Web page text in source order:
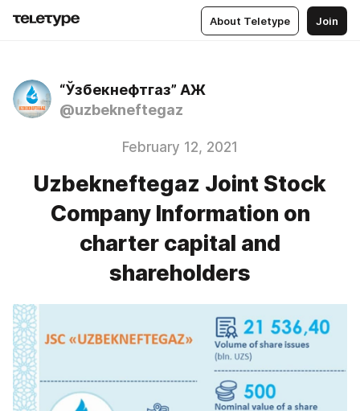
About Teletype Join
“Ўзбекнефтгаз” АЖ
@uzbekneftegaz
February 12, 2021
Uzbekneftegaz Joint Stock
Company Information on
charter capital and
shareholders